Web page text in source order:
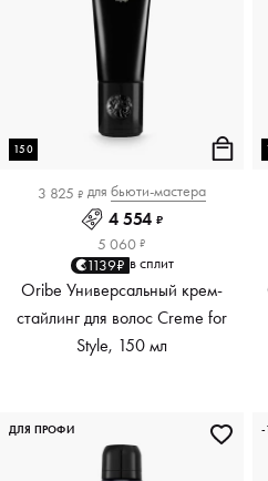
150
3 825 ₽ для бьюти-мастера
4 554 ₽
5 060 ₽
1139₽ в сплит
Oribe Универсальный крем-
стайлинг для волос Creme for
Style, 150 мл
ДЛЯ ПРОФИ -